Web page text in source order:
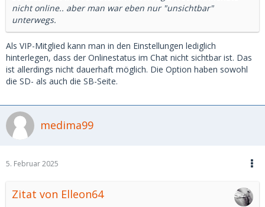
nicht online.. aber man war eben nur "unsichtbar"
unterwegs.
Als VIP-Mitglied kann man in den Einstellungen lediglich
hinterlegen, dass der Onlinestatus im Chat nicht sichtbar ist. Das
ist allerdings nicht dauerhaft möglich. Die Option haben sowohl
die SD- als auch die SB-Seite.
medima99
5. Februar 2025
Zitat von Elleon64